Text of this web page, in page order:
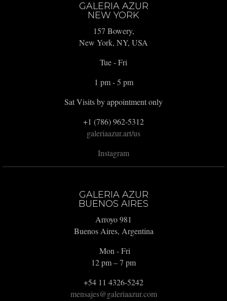
GALERIA AZUR
NEW YORK
157 Bowery,
New York, NY, USA
Tue - Fri
1 pm - 5 pm
Sat Visits by appointment only
+1 (786) 962-5312
galeriaazur.art/us
Instagram
GALERIA AZUR
BUENOS AIRES
Arroyo 981
Buenos Aires, Argentina
Mon - Fri
12 pm – 7 pm
+54 11 4326-5242
mensajes@galeriaazur.com